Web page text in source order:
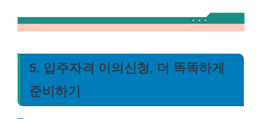
5. 입주자격 이의신청, 더 똑똑하게
준비하기